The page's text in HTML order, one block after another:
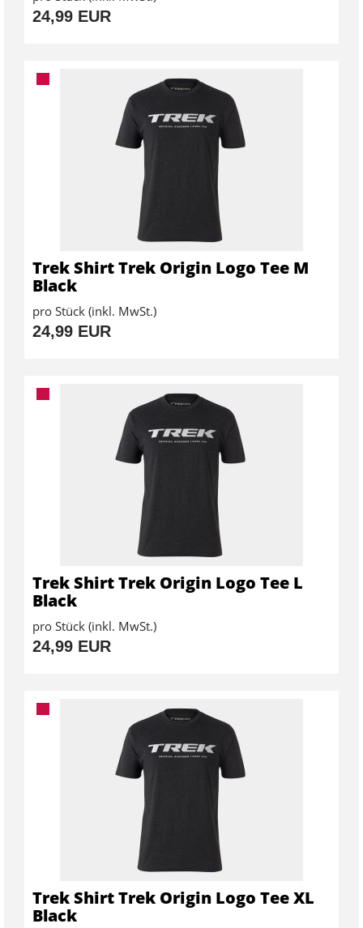
24,99 EUR
Trek Shirt Trek Origin Logo Tee M
Black
pro Stück (inkl. MwSt.)
24,99 EUR
Trek Shirt Trek Origin Logo Tee L
Black
pro Stück (inkl. MwSt.)
24,99 EUR
Trek Shirt Trek Origin Logo Tee XL
Black